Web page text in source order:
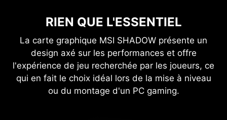
RIEN QUE L'ESSENTIEL
La carte graphique MSI SHADOW présente un
design axé sur les performances et offre
l'expérience de jeu recherchée par les joueurs, ce
qui en fait le choix idéal lors de la mise à niveau
ou du montage d'un PC gaming.